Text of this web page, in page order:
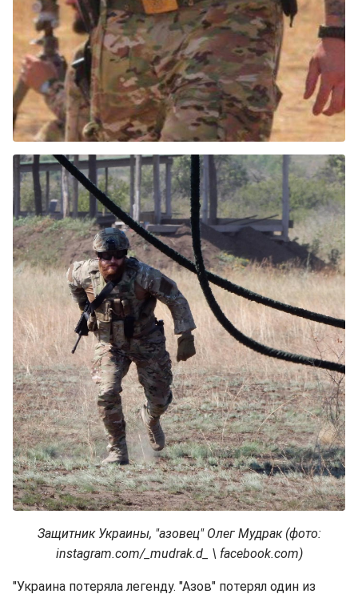
Защитник Украины, "азовец" Олег Мудрак (фото:
instagram.com/_mudrak.d_ \ facebook.com)
"Украина потеряла легенду. "Азов" потерял один из